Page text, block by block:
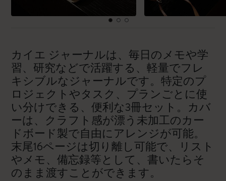
カイエ ジャーナルは、毎日のメモや学
習、研究などで活躍する、軽量でフレ
キシブルなジャーナルです。特定のプ
ロジェクトやタスク、プランごとに使
い分けできる、便利な3冊セット。カバ
ーは、クラフト感が漂う未加工のカー
ドボード製で自由にアレンジが可能。
末尾16ページは切り離し可能で、リスト
やメモ、備忘録等として、書いたらそ
のまま渡すことができます。